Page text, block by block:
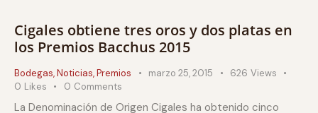
Cigales obtiene tres oros y dos platas en
los Premios Bacchus 2015
Bodegas,Noticias,Premios marzo 25, 2015 626 Views
0 Likes 0 Comments
La Denominación de Origen Cigales ha obtenido cinco